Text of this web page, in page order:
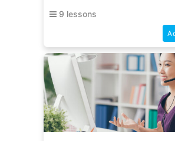
9 lessons